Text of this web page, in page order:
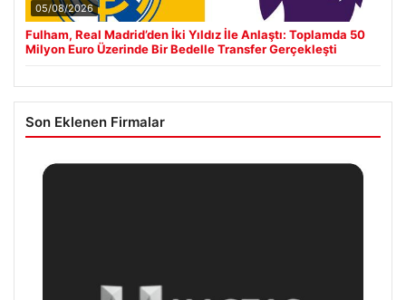
05/08/2026
Fulham, Real Madrid’den İki Yıldız İle Anlaştı: Toplamda 50
Milyon Euro Üzerinde Bir Bedelle Transfer Gerçekleşti
Son Eklenen Firmalar